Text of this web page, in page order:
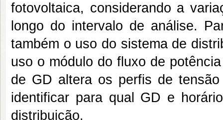
fotovoltaica, considerando a
longo do intervalo de análise.
também o uso do sistema de
uso o módulo do fluxo de
de GD altera os perfis de
identificar para qual GD e
distribuição.